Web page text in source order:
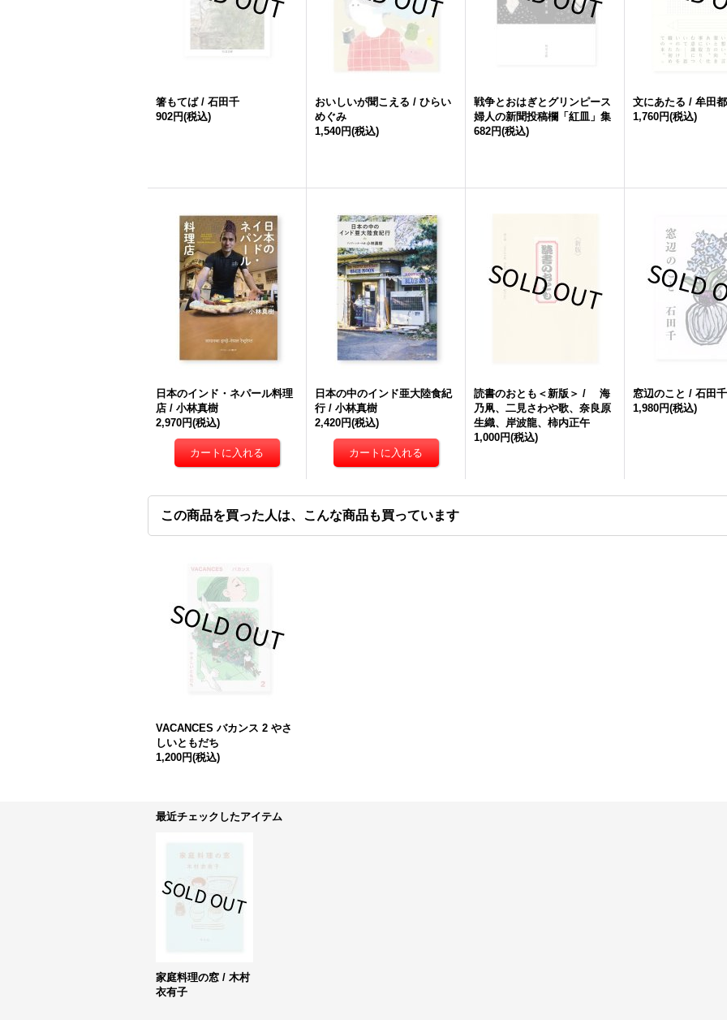
箸もてば / 石田千
902円(税込)
おいしいが聞こえる / ひらい
めぐみ
1,540円(税込)
戦争とおはぎとグリンピース
婦人の新聞投稿欄「紅皿」集
682円(税込)
文にあたる / 牟田
1,760円(税込)
日本のインド・ネパール料理
店 / 小林真樹
2,970円(税込)
日本の中のインド亜大陸食紀
行 / 小林真樹
2,420円(税込)
読書のおとも＜新版＞ / 海
乃凧、二見さわや歌、奈良原
生織、岸波龍、柿内正午
1,000円(税込)
窓辺のこと / 石田千
1,980円(税込)
この商品を買った人は、こんな商品も買っています
VACANCES バカンス 2 やさ
しいともだち
1,200円(税込)
最近チェックしたアイテム
家庭料理の窓 / 木村
衣有子